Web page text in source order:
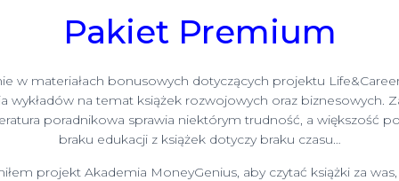
Pakiet Premium
w materiałach bonusowych dotyczących projektu
wykładów na temat książek rozwojowych oraz biznesowych.
poradnikowa sprawia niektórym trudność, a większość
braku edukacji z książek dotyczy braku czasu…
projekt Akademia MoneyGenius, aby czytać książki za was,